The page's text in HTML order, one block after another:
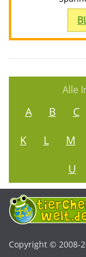
Alle
A B C
K
L M
U
Copyright © 2008-